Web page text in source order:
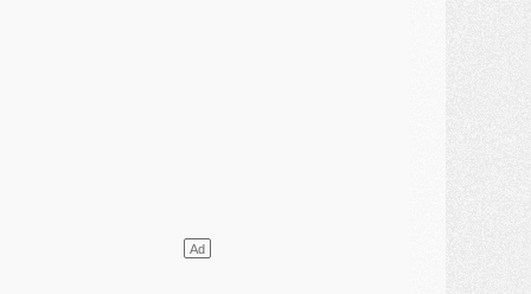
- Un hommage prévu lors de Brest/PSG